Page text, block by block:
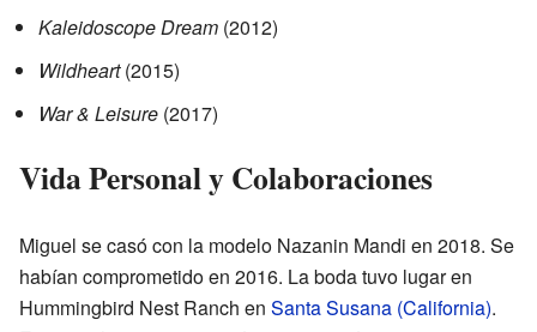
Kaleidoscope Dream (2012)
Wildheart(2015)
War & Leisure (2017)
Vida Personal y Colaboraciones
Miguel se casó con la modelo Nazanin Mandi en 2018. Se
habían comprometido en 2016. La boda tuvo lugar en
Hummingbird Nest Ranch en Santa Susana (California).